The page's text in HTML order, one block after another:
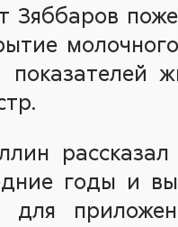
Зяббаров
показателей
годы и
для